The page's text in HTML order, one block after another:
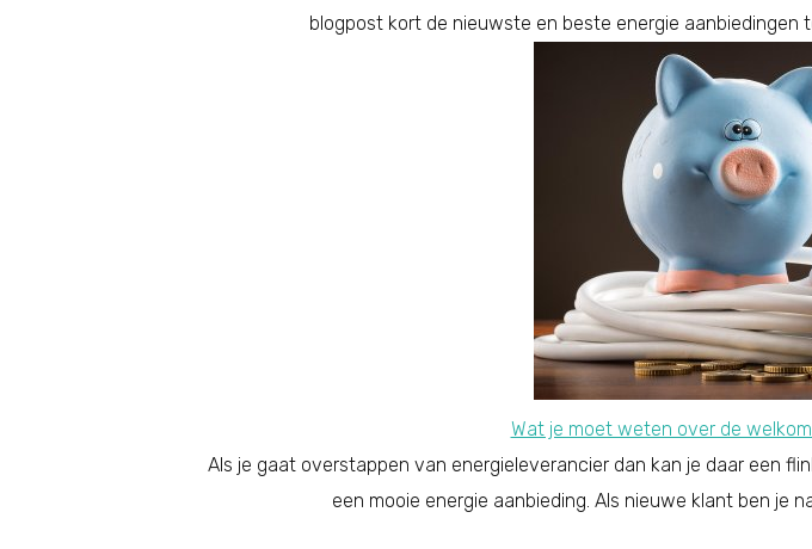
blogpost kort de nieuwste en beste energie aanbiedingen
Wat je moet weten over de
Als je gaat overstappen van energieleverancier dan kan je daar een
een mooie energie aanbieding. Als nieuwe klant ben je